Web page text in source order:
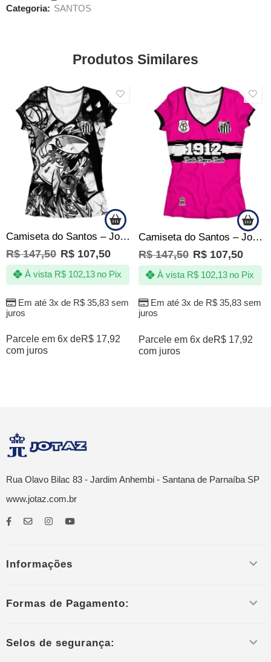
Categoria: SANTOS
Produtos Similares
SALE
Camiseta do Santos – Jotaz – Orgulho que nem todos podem ter – Feminina
R$147,50 R$ 107,50
Em até 3x de R$35,83sem
juros
À vista R$102,13 no Pix
Parcele em 6x deR$ 17,92
com juros
Camiseta do Santos – Jotaz – Sereias da vila – Feminina Rosa
R$147,50 R$ 107,50
Em até 3x de R$35,83sem
juros
À vista R$102,13 no Pix
Parcele em 6x deR$ 17,92
com juros
Rua Olavo Bilac 83 - Jardim Anhembi - Santana de Parnaíba SP
www.jotaz.com.br
Informações
Formas de Pagamento:
Selos de segurança: